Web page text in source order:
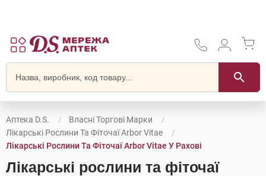
Аптека D.S.
Власні Торгові Марки
Лікарські Рослини Та Фіточаї Arbor Vitae
Лікарські Рослини Та Фіточаї Arbor Vitae У Рахові
Лікарські рослини та фіточаї